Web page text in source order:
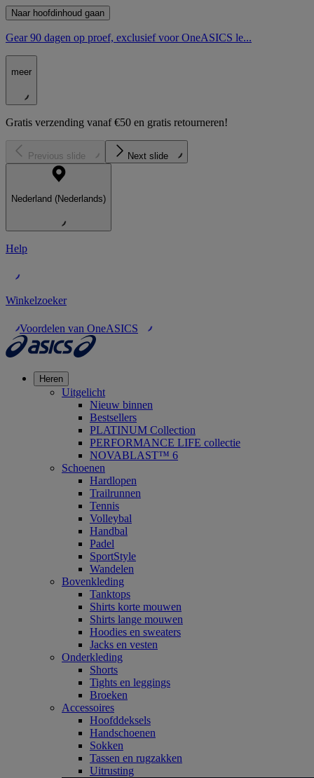
Naar hoofdinhoud gaan
Gear 90 dagen op proef, exclusief voor OneASICS le...
meer
Gratis verzending vanaf €50 en gratis retourneren!
Previous slide Next slide
Nederland (Nederlands)
Help
Winkelzoeker
Voordelen van OneASICS
Heren
Uitgelicht
Nieuw binnen
Bestsellers
PLATINUM Collection
PERFORMANCE LIFE collectie
NOVABLAST™ 6
Schoenen
Hardlopen
Trailrunnen
Tennis
Volleybal
Handbal
Padel
SportStyle
Wandelen
Bovenkleding
Tanktops
Shirts korte mouwen
Shirts lange mouwen
Hoodies en sweaters
Jacks en vesten
Onderkleding
Shorts
Tights en leggings
Broeken
Accessoires
Hoofddeksels
Handschoenen
Sokken
Tassen en rugzakken
Uitrusting